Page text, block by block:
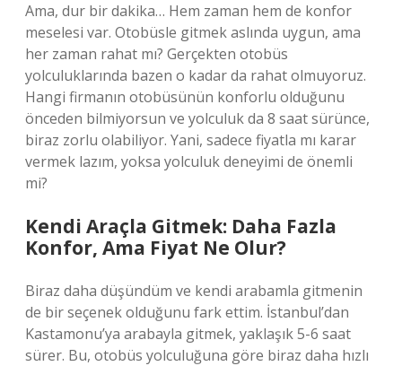
Ama, dur bir dakika… Hem zaman hem de konfor
meselesi var. Otobüsle gitmek aslında uygun, ama
her zaman rahat mı? Gerçekten otobüs
yolculuklarında bazen o kadar da rahat olmuyoruz.
Hangi firmanın otobüsünün konforlu olduğunu
önceden bilmiyorsun ve yolculuk da 8 saat sürünce,
biraz zorlu olabiliyor. Yani, sadece fiyatla mı karar
vermek lazım, yoksa yolculuk deneyimi de önemli
mi?
Kendi Araçla Gitmek: Daha Fazla
Konfor, Ama Fiyat Ne Olur?
Biraz daha düşündüm ve kendi arabamla gitmenin
de bir seçenek olduğunu fark ettim. İstanbul’dan
Kastamonu’ya arabayla gitmek, yaklaşık 5-6 saat
sürer. Bu, otobüs yolculuğuna göre biraz daha hızlı